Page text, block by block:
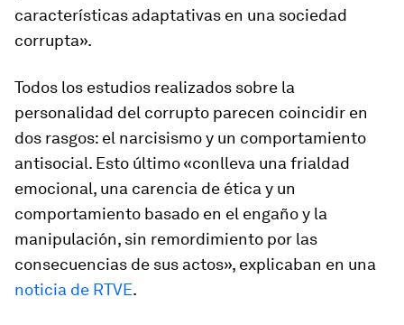
características adaptativas en una sociedad
corrupta».
Todos los estudios realizados sobre la
personalidad del corrupto parecen coincidir en
dos rasgos: el narcisismo y un comportamiento
antisocial. Esto último «conlleva una frialdad
emocional, una carencia de ética y un
comportamiento basado en el engaño y la
manipulación, sin remordimiento por las
consecuencias de sus actos», explicaban en una
noticia de RTVE.